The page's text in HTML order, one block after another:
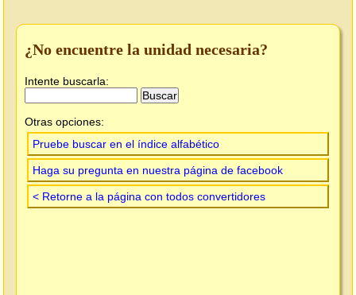
¿No encuentre la unidad necesaria?
Intente buscarla:
Otras opciones:
Pruebe buscar en el índice alfabético
Haga su pregunta en nuestra página de facebook
< Retorne a la página con todos convertidores